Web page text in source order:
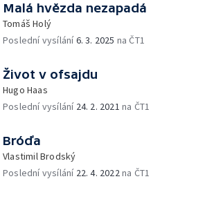
Malá hvězda nezapadá
Tomáš Holý
Poslední vysílání6. 3. 2025 na ČT1
Život v ofsajdu
Hugo Haas
Poslední vysílání 24. 2. 2021 na ČT1
Bróďa
Vlastimil Brodský
Poslední vysílání 22. 4. 2022na ČT1